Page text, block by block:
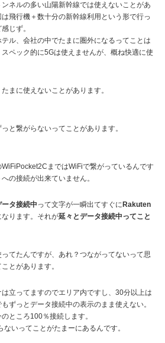
ネルの多い山陽新幹線では使えないことがあ
飛行機＋数十分の新幹線利用という形で行っ
じず。
ル、会社の中でたまに圏外になるってことは
ペック的に5Gは使えませんが、概ね快適に使
まに使えないことがあります。
と繋がらないってことがあります。
まではWiFiで繋がっているんです
の接続が出来ていません。
ータ接続中 って文字が一瞬出てすぐに Rakuten
ります。それが延々とデータ接続中ってこと
てたんですが、あれ？つながってないって思
とがあります。
立ってますのでエリア内ですし、30分以上は
ずっとデータ接続中の表示のまま使えない。
ところ100％接続します。
いってことがたまーにあるんです。